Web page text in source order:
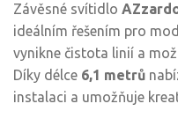
Závěsné svítidlo
ideálním řešením pro
vynikne čistota linií a
Díky délce 6,1 metrů
instalaci a umožňuje